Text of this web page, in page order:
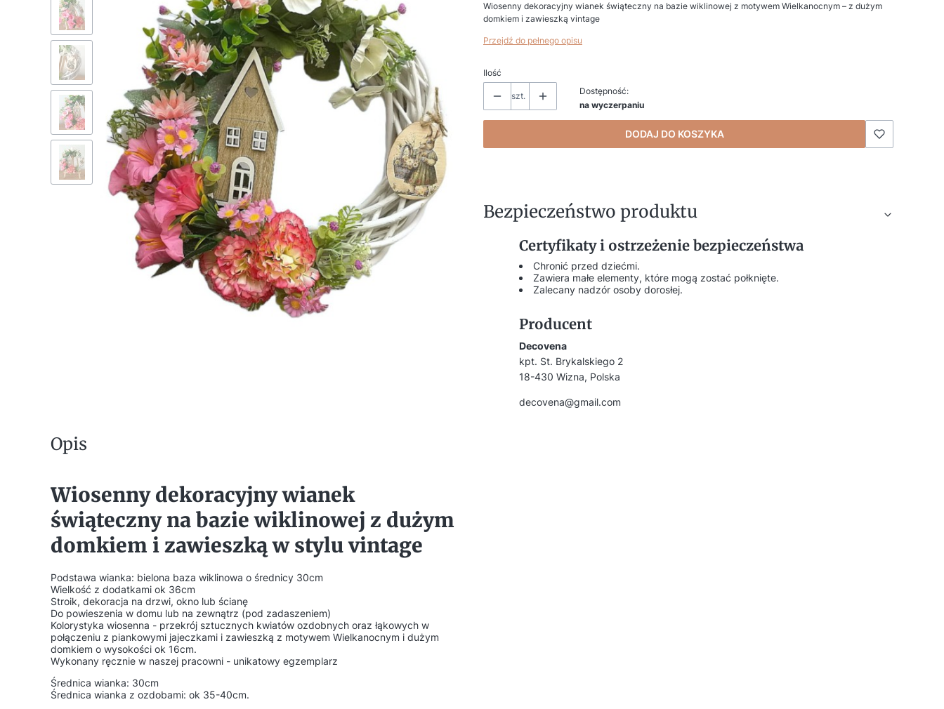
Wiosenny dekoracyjny wianek świąteczny na bazie wiklinowej z motywem Wielkanocnym – z dużym
domkiem i zawieszką vintage
Przejdź do pełnego opisu
Ilość
szt.
Dostępność:
na wyczerpaniu
DODAJ DO KOSZYKA
Bezpieczeństwo produktu
Certyfikaty i ostrzeżenie bezpieczeństwa
Chronić przed dziećmi.
Zawiera małe elementy, które mogą zostać połknięte.
Zalecany nadzór osoby dorosłej.
Producent
Decovena
kpt. St. Brykalskiego 2
18-430 Wizna, Polska
decovena@gmail.com
Opis
Wiosenny dekoracyjny wianek
świąteczny na bazie wiklinowej z dużym
domkiem i zawieszką w stylu vintage
Podstawa wianka: bielona baza wiklinowa o średnicy 30cm
Wielkość z dodatkami ok 36cm
Stroik, dekoracja na drzwi, okno lub ścianę
Do powieszenia w domu lub na zewnątrz (pod zadaszeniem)
Kolorystyka wiosenna - przekrój sztucznych kwiatów ozdobnych oraz łąkowych w
połączeniu z piankowymi jajeczkami i zawieszką z motywem Wielkanocnym i dużym
domkiem o wysokości ok 16cm.
Wykonany ręcznie w naszej pracowni - unikatowy egzemplarz
Średnica wianka: 30cm
Średnica wianka z ozdobami: ok 35-40cm.